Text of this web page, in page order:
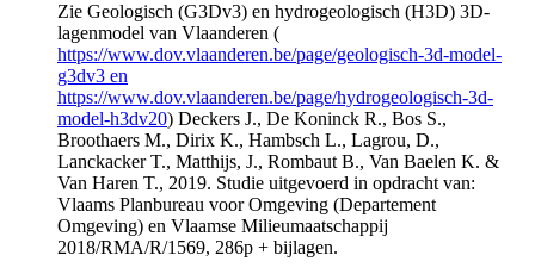
Zie Geologisch (G3Dv3) en hydrogeologisch (H3D) 3D-
lagenmodel van Vlaanderen (
https://www.dov.vlaanderen.be/page/geologisch-3d-model-
g3dv3 en
https://www.dov.vlaanderen.be/page/hydrogeologisch-3d-
model-h3dv20) Deckers J., De Koninck R., Bos S.,
Broothaers M., Dirix K., Hambsch L., Lagrou, D.,
Lanckacker T., Matthijs, J., Rombaut B., Van Baelen K. &
Van Haren T., 2019. Studie uitgevoerd in opdracht van:
Vlaams Planbureau voor Omgeving (Departement
Omgeving) en Vlaamse Milieumaatschappij
2018/RMA/R/1569, 286p + bijlagen.